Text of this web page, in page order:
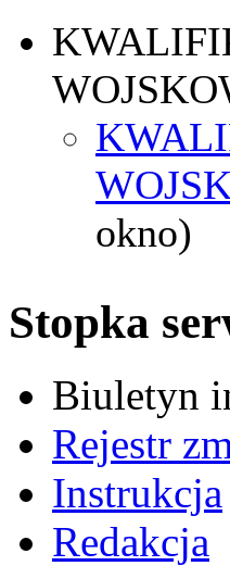
okno)
Stopka
Biuletyn
Rejestr
Instrukcja
Redakcja